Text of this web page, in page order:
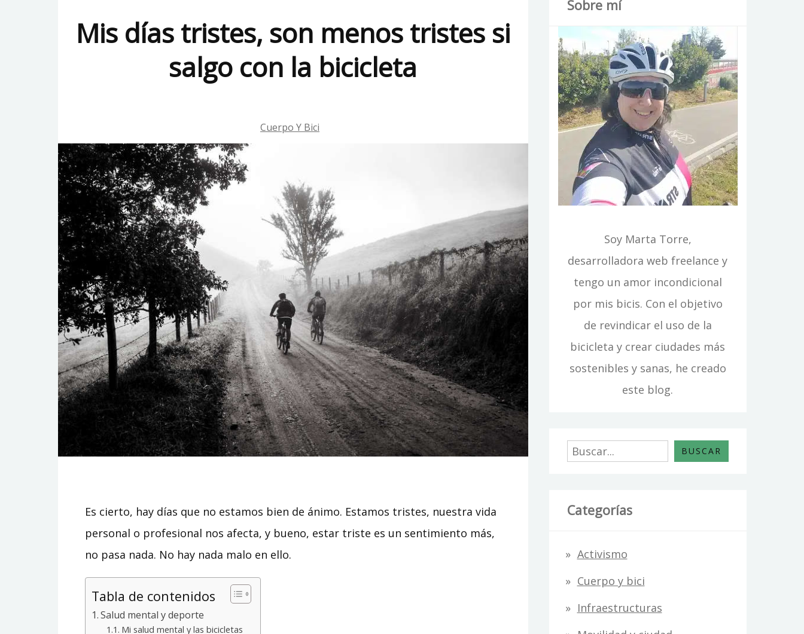
Mis días tristes, son menos tristes si
salgo con la bicicleta
Cuerpo Y Bici
Es cierto, hay días que no estamos bien de ánimo. Estamos tristes, nuestra vida
personal o profesional nos afecta, y bueno, estar triste es un sentimiento más,
no pasa nada. No hay nada malo en ello.
Tabla de contenidos
Salud mental y deporte
Mi salud mental y las bicicletas
Sobre mí
Soy Marta Torre,
desarrolladora web freelance y
tengo un amor incondicional
por mis bicis. Con el objetivo
de revindicar el uso de la
bicicleta y crear ciudades más
sostenibles y sanas, he creado
este blog.
Buscar BUSCAR
Categorías
Activismo
Cuerpo y bici
Infraestructuras